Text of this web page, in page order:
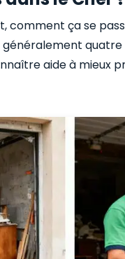
comment ça se
généralement
aide à mieux